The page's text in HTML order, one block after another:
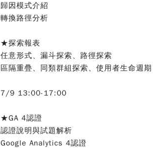
歸因模式介紹
轉換路徑分析
★探索報表
任意形式、漏斗探索、路徑探索
區隔重疊、同類群組探索、使用者生命週期
7/9 13:00-17:00
★GA 4認證
認證說明與試題解析
Google Analytics 4認證